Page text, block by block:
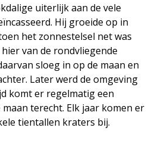
uiterlijk aan de vele
Hij groeide op in
het zonnestelsel net was
van de rondvliegende
sloeg in op de maan en
Later werd de omgeving
komt er regelmatig een
terecht. Elk jaar komen er
tientallen kraters bij.